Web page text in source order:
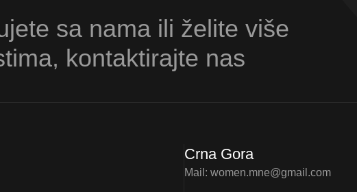
sa nama ili želite više
kontaktirajte nas
Crna Gora
Mail: women.mne@gmail.com